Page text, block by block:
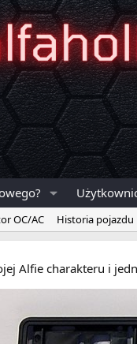
OC/AC Historia pojazdu
Alfie charakteru i